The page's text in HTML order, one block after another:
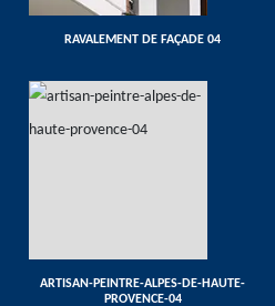
RAVALEMENT DE FAÇADE 04
ARTISAN-PEINTRE-ALPES-DE-HAUTE-
PROVENCE-04